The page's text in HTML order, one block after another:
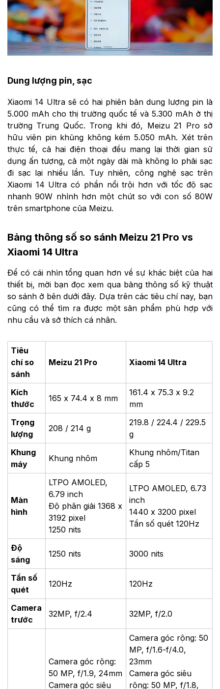
Dung lượng pin, sạc
Xiaomi 14 Ultra sẽ có hai phiên bản dung lượng pin là
5.000 mAh cho thị trường quốc tế và 5.300 mAh ở thị
trường Trung Quốc. Trong khi đó, Meizu 21 Pro sở
hữu viên pin khủng không kém 5.050 mAh. Xét trên
thực tế, cả hai điện thoại đều mang lại thời gian sử
dụng ấn tượng, cả một ngày dài mà không lo phải sạc
đi sạc lại nhiều lần. Tuy nhiên, công nghệ sạc trên
Xiaomi 14 Ultra có phần nổi trội hơn với tốc độ sạc
nhanh 90W nhỉnh hơn một chút so với con số 80W
trên smartphone của Meizu.
Bảng thông số so sánh Meizu 21 Pro vs
Xiaomi 14 Ultra
Để có cái nhìn tổng quan hơn về sự khác biệt của hai
thiết bị, mời bạn đọc xem qua bảng thông số kỹ thuật
so sánh ở bên dưới đây. Dựa trên các tiêu chí nay, bạn
cũng có thể tìm ra được một sản phẩm phù hợp với
nhu cầu và sở thích cá nhân.
Tiêu
chí so
sánh
Meizu 21 Pro Xiaomi 14 Ultra
Kích
thước
165 x 74.4 x 8 mm
161.4 x 75.3 x 9.2
mm
Trọng
lượng
208 / 214 g
219.8 / 224.4 / 229.5
g
Khung
máy
Khung nhôm
Khung nhôm/Titan
cấp 5
Màn
hình
LTPO AMOLED,
6.79 inch
Độ phân giải 1368 x
3192 pixel
1250 nits
LTPO AMOLED, 6.73
inch
1440 x 3200 pixel
Tần số quét 120Hz
Độ
sáng
1250 nits 3000 nits
Tần số
quét
120Hz 120Hz
Camera
trước
32MP, f/2.4 32MP, f/2.0
Camera góc rộng:
50 MP, f/1.9, 24mm
Camera góc siêu
Camera góc rộng: 50
MP, f/1.6-f/4.0,
23mm
Camera góc siêu
rộng: 50 MP, f/1.8,